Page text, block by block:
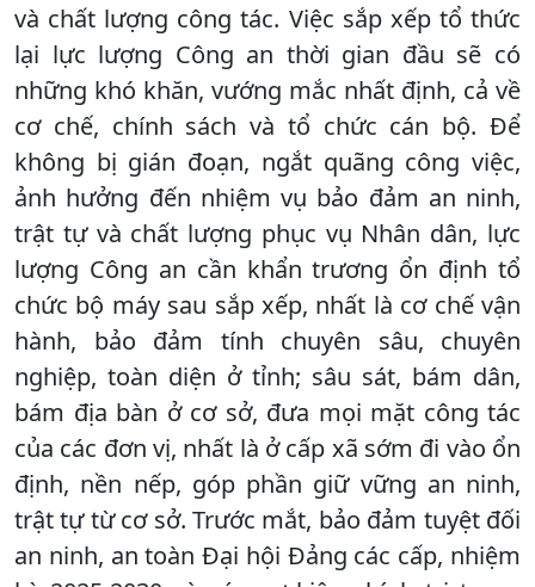
và chất lượng công tác. Việc sắp xếp tổ thức
lại lực lượng Công an thời gian đầu sẽ có
những khó khăn, vướng mắc nhất định, cả về
cơ chế, chính sách và tổ chức cán bộ. Để
không bị gián đoạn, ngắt quãng công việc,
ảnh hưởng đến nhiệm vụ bảo đảm an ninh,
trật tự và chất lượng phục vụ Nhân dân, lực
lượng Công an cần khẩn trương ổn định tổ
chức bộ máy sau sắp xếp, nhất là cơ chế vận
hành, bảo đảm tính chuyên sâu, chuyên
nghiệp, toàn diện ở tỉnh; sâu sát, bám dân,
bám địa bàn ở cơ sở, đưa mọi mặt công tác
của các đơn vị, nhất là ở cấp xã sớm đi vào ổn
định, nền nếp, góp phần giữ vững an ninh,
trật tự từ cơ sở. Trước mắt, bảo đảm tuyệt đối
an ninh, an toàn Đại hội Đảng các cấp, nhiệm